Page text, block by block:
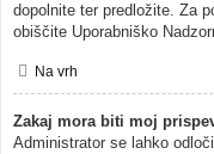
dopolnite ter predložite. Za
obiščite Uporabniško
Na vrh
Zakaj mora biti moj
Administrator se lahko